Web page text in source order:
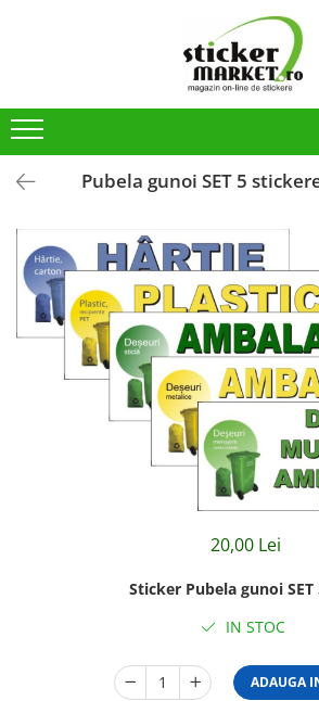
Produse la comandă
Placute
Stickere Atentionare
Stickere PSI
Obligatii generale
Autocolante automate cafea
Stickere automate cafea
Pubela gunoi SET 5
20,00 Lei
Sticker Pubela gunoi SET
IN STOC
ADAUGA